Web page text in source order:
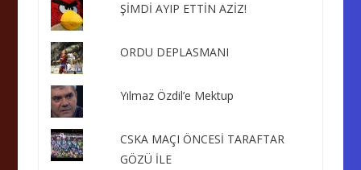
ŞİMDİ AYIP ETTİN AZİZ!
ORDU DEPLASMANI
Yılmaz Özdil’e Mektup
CSKA MAÇI ÖNCESİ TARAFTAR
GÖZÜ İLE